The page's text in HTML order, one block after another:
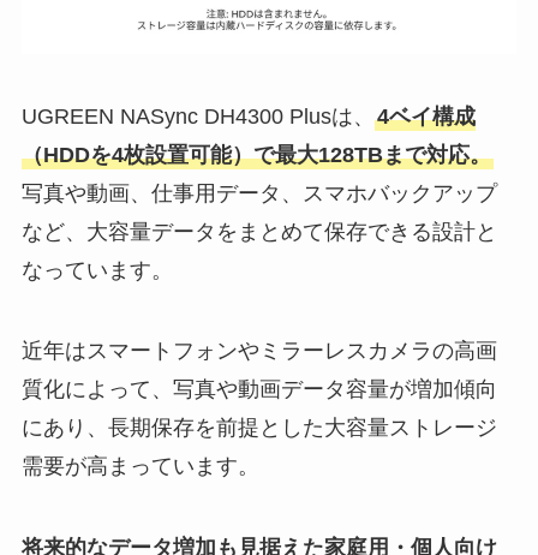
UGREEN NASync DH4300 Plusは、 4ベイ構成
（HDDを4枚設置可能）で最大128TBまで対応。
写真や動画、仕事用データ、スマホバックアップ
など、大容量データをまとめて保存できる設計と
なっています。
近年はスマートフォンやミラーレスカメラの高画
質化によって、写真や動画データ容量が増加傾向
にあり、長期保存を前提とした大容量ストレージ
需要が高まっています。
将来的なデータ増加も見据えた家庭用・個人向け